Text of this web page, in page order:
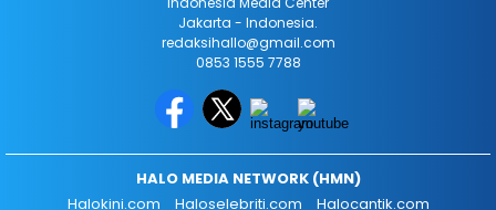
Jakarta - Indonesia.
redaksihallo@gmail.com
0853 1555 7788
HALO MEDIA NETWORK (HMN)
Halokini.com
Haloselebriti.com Halocantik.com